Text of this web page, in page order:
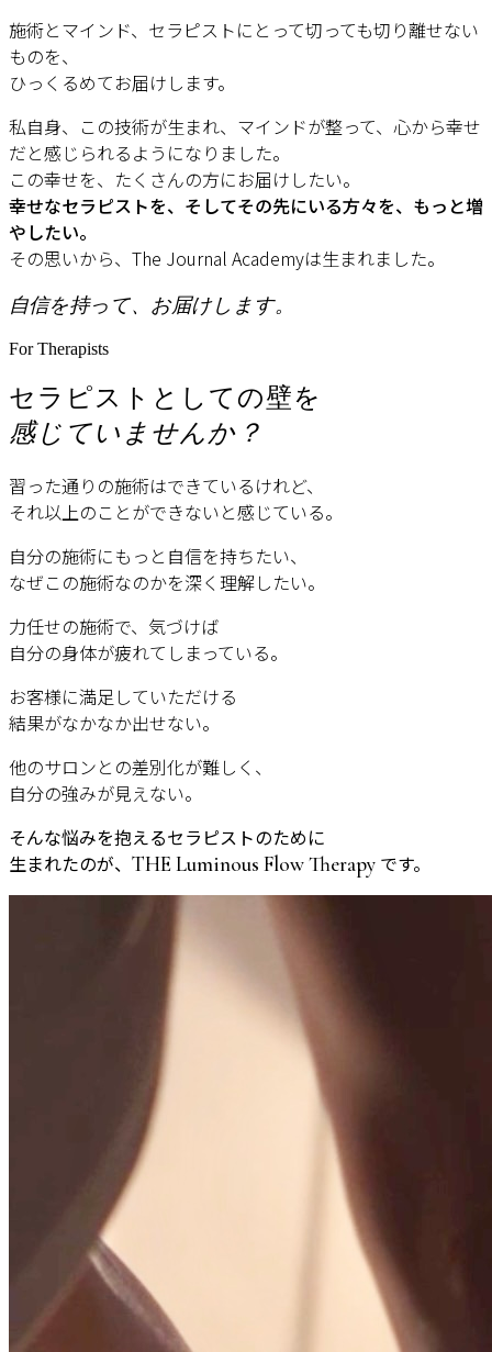
施術とマインド、セラピストにとって切っても切り離せない
ものを、
ひっくるめてお届けします。
私自身、この技術が生まれ、マインドが整って、心から幸せ
だと感じられるようになりました。
この幸せを、たくさんの方にお届けしたい。
幸せなセラピストを、そしてその先にいる方々を、もっと増
やしたい。
その思いから、The Journal Academyは生まれました。
自信を持って、お届けします。
For Therapists
セラピストとしての壁を
感じていませんか？
習った通りの施術はできているけれど、
それ以上のことができないと感じている。
自分の施術にもっと自信を持ちたい、
なぜこの施術なのかを深く理解したい。
力任せの施術で、気づけば
自分の身体が疲れてしまっている。
お客様に満足していただける
結果がなかなか出せない。
他のサロンとの差別化が難しく、
自分の強みが見えない。
そんな悩みを抱えるセラピストのために
生まれたのが、 THE Luminous Flow Therapy です。